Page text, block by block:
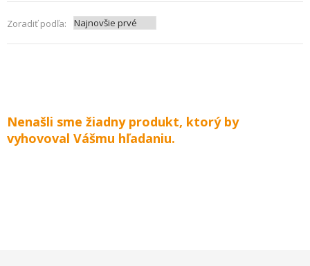
Zoradiť podľa:
Nenašli sme žiadny produkt, ktorý by
vyhovoval Vášmu hľadaniu.